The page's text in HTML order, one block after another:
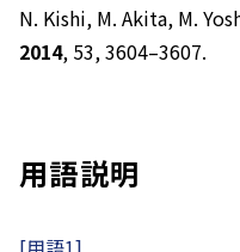
N. Kishi, M. Akita, M.
2014, 53, 3604–3607.
用語説明